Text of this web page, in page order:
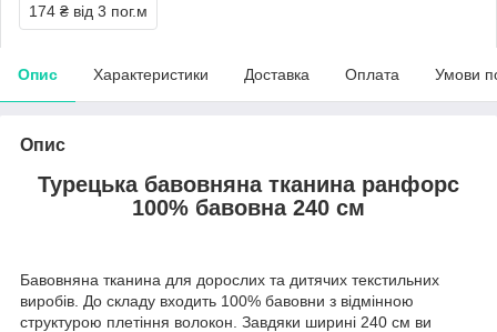
174 ₴ від 3 пог.м
Опис Характеристики Доставка Оплата Умови
Опис
Турецька бавовняна тканина ранфорс
100% бавовна 240 см
Бавовняна тканина для дорослих та дитячих текстильних
виробів. До складу входить 100% бавовни з відмінною
структурою плетіння волокон. Завдяки ширині 240 см ви